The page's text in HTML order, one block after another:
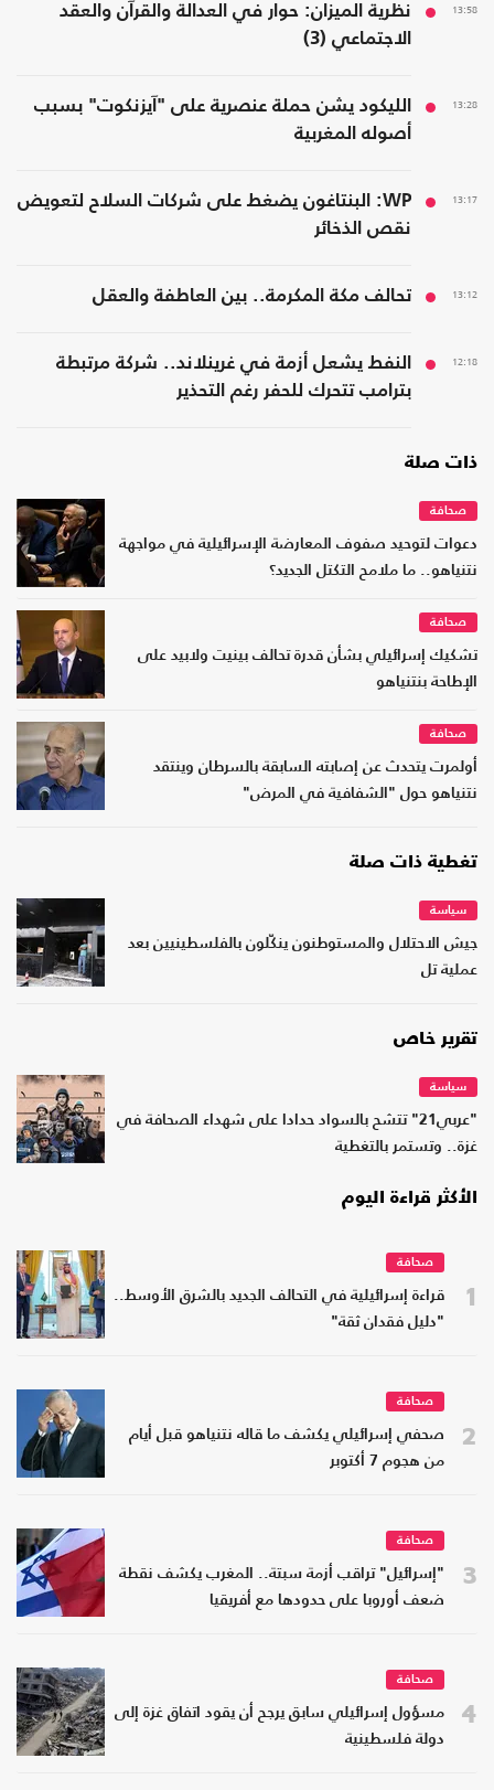
13:58
نظرية الميزان: حوار في العدالة والقرآن والعقد
الاجتماعي (3)
13:28
الليكود يشن حملة عنصرية على "آيزنكوت" بسبب
أصوله المغربية
13:17
WP: البنتاغون يضغط على شركات السلاح لتعويض
نقص الذخائر
13:12 تحالف مكة المكرمة.. بين العاطفة والعقل
12:18
النفط يشعل أزمة في غرينلاند.. شركة مرتبطة
بترامب تتحرك للحفر رغم التحذير
ذات صلة
صحافة
دعوات لتوحيد صفوف المعارضة الإسرائيلية في مواجهة
نتنياهو.. ما ملامح التكتل الجديد؟
صحافة
تشكيك إسرائيلي بشأن قدرة تحالف بينيت ولابيد على
الإطاحة بنتنياهو
صحافة
أولمرت يتحدث عن إصابته السابقة بالسرطان وينتقد
نتنياهو حول "الشفافية في المرض"
تغطية ذات صلة
سياسة
جيش الاحتلال والمستوطنون ينكّلون بالفلسطينيين بعد
عملية تل
تقرير خاص
سياسة
"عربي21" تتشح بالسواد حدادا على شهداء الصحافة في
غزة.. وتستمر بالتغطية
الأكثر قراءة اليوم
1
صحافة
قراءة إسرائيلية في التحالف الجديد بالشرق الأوسط..
"دليل فقدان ثقة"
2
صحافة
صحفي إسرائيلي يكشف ما قاله نتنياهو قبل أيام
من هجوم 7 أكتوبر
3
صحافة
"إسرائيل" تراقب أزمة سبتة.. المغرب يكشف نقطة
ضعف أوروبا على حدودها مع أفريقيا
4
صحافة
مسؤول إسرائيلي سابق يرجح أن يقود اتفاق غزة إلى
دولة فلسطينية